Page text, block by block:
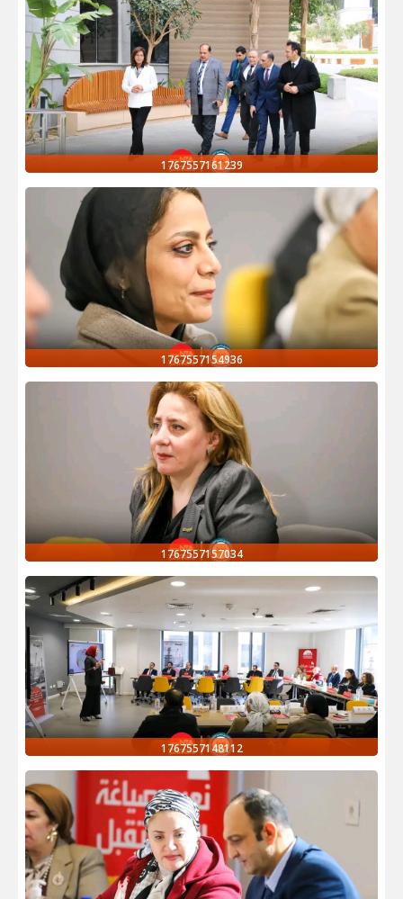
1767557161239
1767557154936
1767557157034
1767557148112